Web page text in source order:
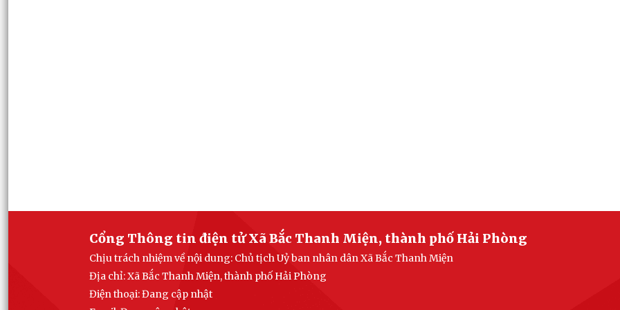
Cổng Thông tin điện tử Xã Bắc Thanh Miện, thành phố Hải Phòng
Chịu trách nhiệm về nội dung: Chủ tịch Uỷ ban nhân dân Xã Bắc Thanh Miện
Địa chỉ: Xã Bắc Thanh Miện, thành phố Hải Phòng
Điện thoại: Đang cập nhật